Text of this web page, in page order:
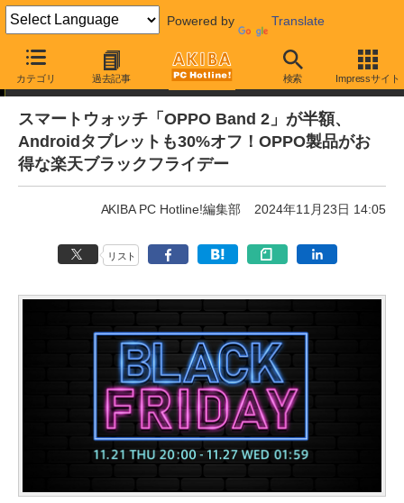
Powered by Translate
カテゴリ 過去記事 検索 Impressサイト
通販セール
スマートウォッチ「OPPO Band 2」が半額、
Androidタブレットも30%オフ！OPPO製品がお
得な楽天ブラックフライデー
AKIBA PC Hotline!編集部 2024年11月23日 14:05
リスト